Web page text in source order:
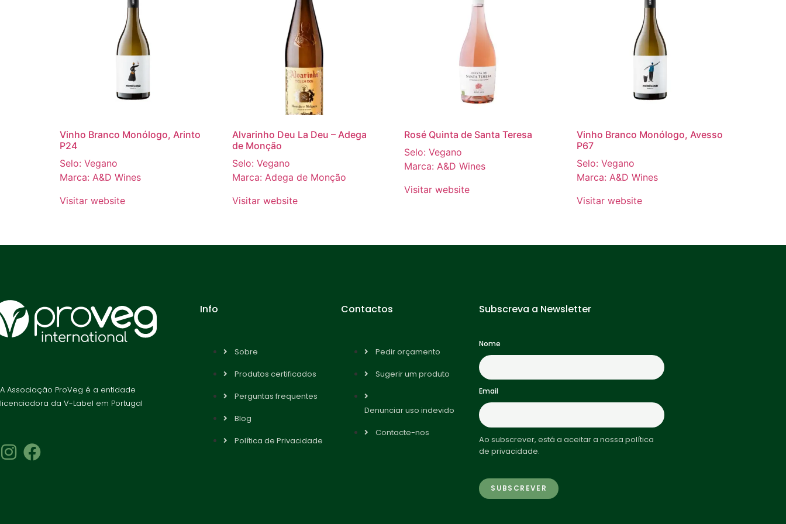
Vinho Branco Monólogo, Arinto
P24
Selo: Vegano
Marca: A&D Wines
Visitar website
Alvarinho Deu La Deu – Adega
de Monção
Selo: Vegano
Marca: Adega de Monção
Visitar website
Rosé Quinta de Santa Teresa
Selo: Vegano
Marca: A&D Wines
Visitar website
Vinho Branco Monólogo, Avesso
P67
Selo: Vegano
Marca: A&D Wines
Visitar website
A Associação ProVeg é a entidade
licenciadora da V-Label em Portugal
Info
Sobre
Produtos certificados
Perguntas frequentes
Blog
Política de Privacidade
Contactos
Pedir orçamento
Sugerir um produto
Denunciar uso indevido
Contacte-nos
Subscreva a Newsletter
Nome
Email
Ao subscrever, está a aceitar a nossa política
de privacidade.